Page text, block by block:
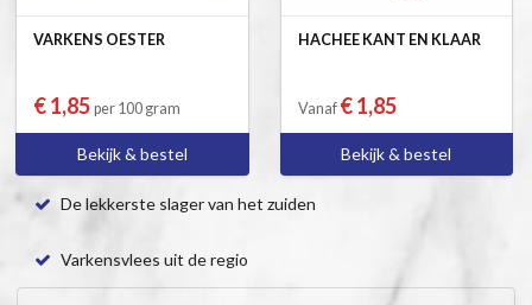
VARKENS OESTER
€ 1,85 per 100 gram
Bekijk & bestel
HACHEE KANT EN KLAAR
Vanaf € 1,85
Bekijk & bestel
De lekkerste slager van het zuiden
Varkensvlees uit de regio